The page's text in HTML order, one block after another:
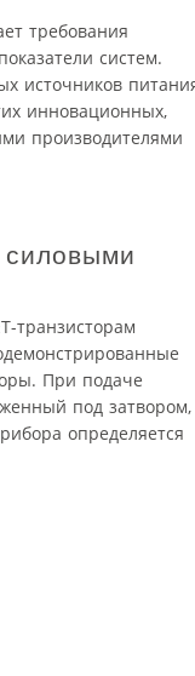
требования
систем.
источников
инновационных,
производителями
транзисторам
При подаче
под затвором,
определяется